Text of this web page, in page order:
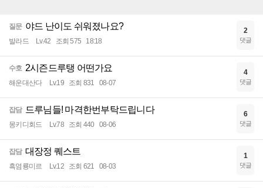
질문 야드 난이도 쉬워졌나요?
발라드 Lv.42 조회 575 18:18
2
댓글
수호 2시즌드루탱 어떤가요
해운대산다 Lv.19 조회 831 08-07
4
댓글
잡담 드루님들! 마격한번부탁드립니다
몽키디회드 Lv.78 조회 440 08-06
6
댓글
잡담 대장정 퀘스트
흑염룡미르 Lv.12 조회 621 08-03
1
댓글